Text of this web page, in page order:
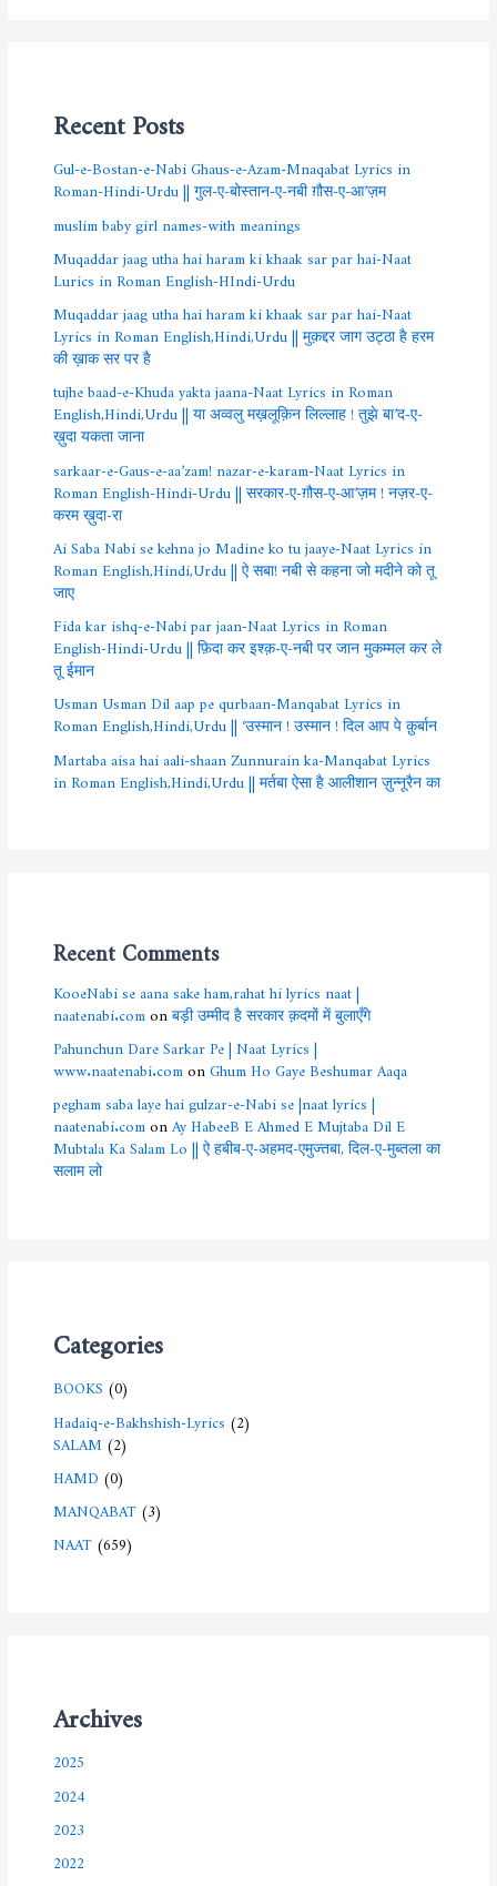
Recent Posts
Gul-e-Bostan-e-Nabi Ghaus-e-Azam-Mnaqabat Lyrics in
Roman-Hindi-Urdu || गुल-ए-बोस्तान-ए-नबी ग़ौस-ए-आ’ज़म
muslim baby girl names-with meanings
Muqaddar jaag utha hai haram ki khaak sar par hai-Naat
Lurics in Roman English-HIndi-Urdu
Muqaddar jaag utha hai haram ki khaak sar par hai-Naat
Lyrics in Roman English,Hindi,Urdu || मुक़द्दर जाग उट्ठा है हरम
की ख़ाक सर पर है
tujhe baad-e-Khuda yakta jaana-Naat Lyrics in Roman
English,Hindi,Urdu || या अव्वलु मख़लूक़िन लिल्लाह ! तुझे बा’द-ए-
ख़ुदा यकता जाना
sarkaar-e-Gaus-e-aa’zam! nazar-e-karam-Naat Lyrics in
Roman English-Hindi-Urdu || सरकार-ए-ग़ौस-ए-आ’ज़म ! नज़र-ए-
करम ख़ुदा-रा
Ai Saba Nabi se kehna jo Madine ko tu jaaye-Naat Lyrics in
Roman English,Hindi,Urdu || ऐ सबा! नबी से कहना जो मदीने को तू
जाए
Fida kar ishq-e-Nabi par jaan-Naat Lyrics in Roman
English-Hindi-Urdu || फ़िदा कर इश्क़-ए-नबी पर जान मुकम्मल कर ले
तू ईमान
Usman Usman Dil aap pe qurbaan-Manqabat Lyrics in
Roman English,Hindi,Urdu || ‘उस्मान ! उस्मान ! दिल आप पे क़ुर्बान
Martaba aisa hai aali-shaan Zunnurain ka-Manqabat Lyrics
in Roman English,Hindi,Urdu || मर्तबा ऐसा है आलीशान ज़ुन्नूरैन का
Recent Comments
KooeNabi se aana sake ham,rahat hi lyrics naat |
naatenabi.comonबड़ी उम्मीद है सरकार क़दमों में बुलाएँगे
Pahunchun Dare Sarkar Pe | Naat Lyrics |
www.naatenabi.comonGhum Ho Gaye Beshumar Aaqa
pegham saba laye hai gulzar-e-Nabi se |naat lyrics |
naatenabi.comonAy HabeeB E Ahmed E Mujtaba Dil E
Mubtala Ka Salam Lo || ऐ हबीब-ए-अहमद-एमुज्तबा, दिल-ए-मुब्तला का
सलाम लो
Categories
BOOKS(0)
Hadaiq-e-Bakhshish-Lyrics(2)
SALAM(2)
HAMD(0)
MANQABAT(3)
NAAT(659)
Archives
2025
2024
2023
2022